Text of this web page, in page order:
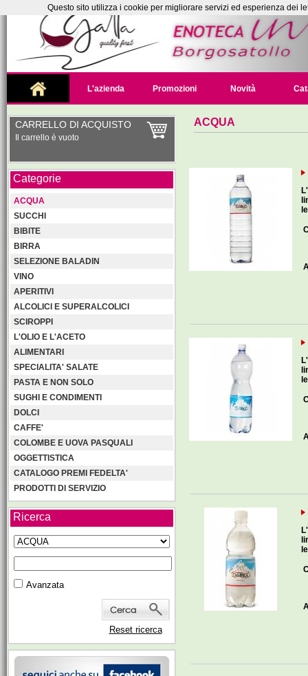
L'azienda Promozioni Novità
CARRELLO DI ACQUISTO
Il carrello è vuoto
Categorie
ACQUA
SUCCHI
BIBITE
BIRRA
SELEZIONE BALADIN
VINO
APERITIVI
ALCOLICI E SUPERALCOLICI
SCIROPPI
L'OLIO E L'ACETO
ALIMENTARI
SPECIALITA' SALATE
PASTA E NON SOLO
SUGHI E CONDIMENTI
DOLCI
CAFFE'
COLOMBE E UOVA PASQUALI
OGGETTISTICA
CATALOGO PREMI FEDELTA'
PRODOTTI DI SERVIZIO
Ricerca
Avanzata
Reset ricerca
ACQUA
Questo sito utilizza i cookie per migliorare servizi ed esperienza dei